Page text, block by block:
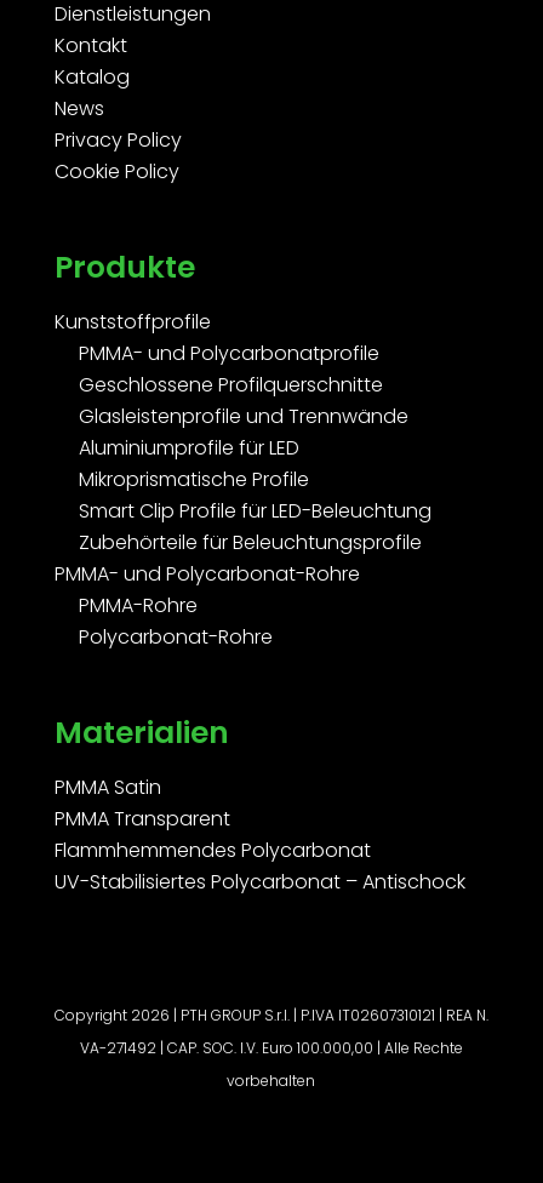
Dienstleistungen
Kontakt
Katalog
News
Privacy Policy
Cookie Policy
Produkte
Kunststoffprofile
PMMA- und Polycarbonatprofile
Geschlossene Profilquerschnitte
Glasleistenprofile und Trennwände
Aluminiumprofile für LED
Mikroprismatische Profile
Smart Clip Profile für LED-Beleuchtung
Zubehörteile für Beleuchtungsprofile
PMMA- und Polycarbonat-Rohre
PMMA-Rohre
Polycarbonat-Rohre
Materialien
PMMA Satin
PMMA Transparent
Flammhemmendes Polycarbonat
UV-Stabilisiertes Polycarbonat – Antischock
Copyright 2026 | PTH GROUP S.r.l. | P.IVA IT02607310121 | REA N.
VA-271492 | CAP. SOC. I.V. Euro 100.000,00 | Alle Rechte
vorbehalten